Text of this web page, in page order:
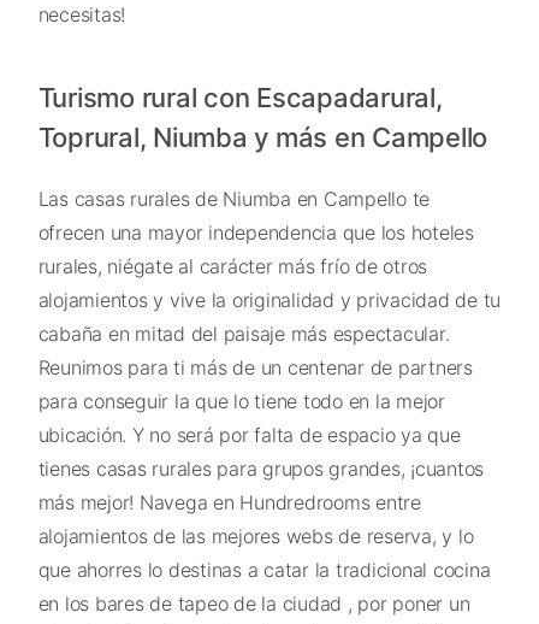
necesitas!
Turismo rural con Escapadarural,
Toprural, Niumba y más en Campello
Las casas rurales de Niumba en Campello te
ofrecen una mayor independencia que los hoteles
rurales, niégate al carácter más frío de otros
alojamientos y vive la originalidad y privacidad de tu
cabaña en mitad del paisaje más espectacular.
Reunimos para ti más de un centenar de partners
para conseguir la que lo tiene todo en la mejor
ubicación. Y no será por falta de espacio ya que
tienes casas rurales para grupos grandes, ¡cuantos
más mejor! Navega en Hundredrooms entre
alojamientos de las mejores webs de reserva, y lo
que ahorres lo destinas a catar la tradicional cocina
en los bares de tapeo de la ciudad , por poner un